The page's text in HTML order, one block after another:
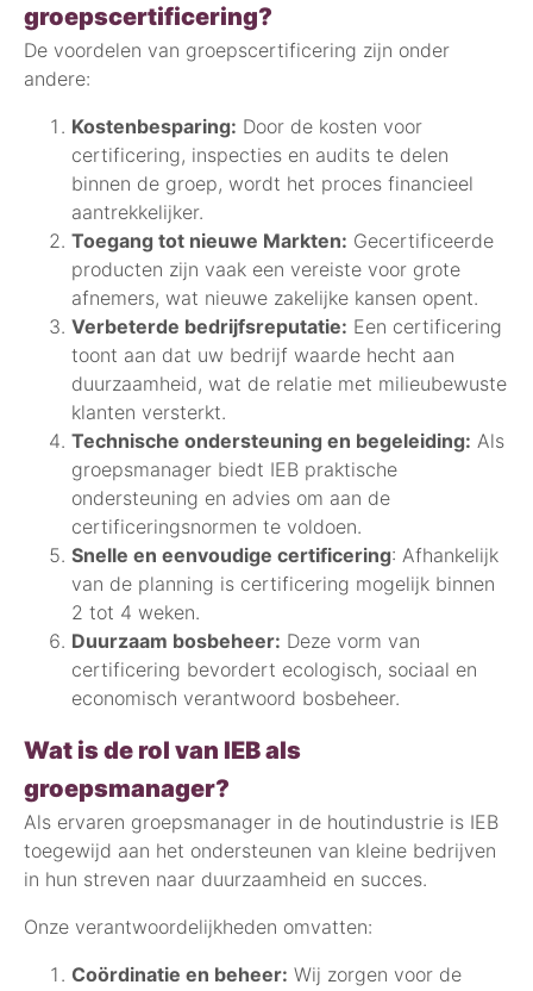
groepscertificering?
De voordelen van groepscertificering zijn onder
andere:
Kostenbesparing: Door de kosten voor
certificering, inspecties en audits te delen
binnen de groep, wordt het proces financieel
aantrekkelijker.
Toegang tot nieuwe Markten: Gecertificeerde
producten zijn vaak een vereiste voor grote
afnemers, wat nieuwe zakelijke kansen opent.
Verbeterde bedrijfsreputatie: Een certificering
toont aan dat uw bedrijf waarde hecht aan
duurzaamheid, wat de relatie met milieubewuste
klanten versterkt.
Technische ondersteuning en begeleiding: Als
groepsmanager biedt IEB praktische
ondersteuning en advies om aan de
certificeringsnormen te voldoen.
Snelle en eenvoudige certificering: Afhankelijk
van de planning is certificering mogelijk binnen
2 tot 4 weken.
Duurzaam bosbeheer: Deze vorm van
certificering bevordert ecologisch, sociaal en
economisch verantwoord bosbeheer.
Wat is de rol van IEB als
groepsmanager?
Als ervaren groepsmanager in de houtindustrie is IEB
toegewijd aan het ondersteunen van kleine bedrijven
in hun streven naar duurzaamheid en succes.
Onze verantwoordelijkheden omvatten:
Coördinatie en beheer: Wij zorgen voor de